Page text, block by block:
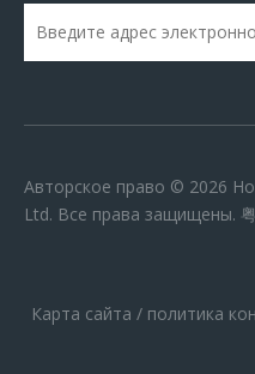
Авторское право © 2026
Ltd. Все права защищены.
Карта сайта / политика